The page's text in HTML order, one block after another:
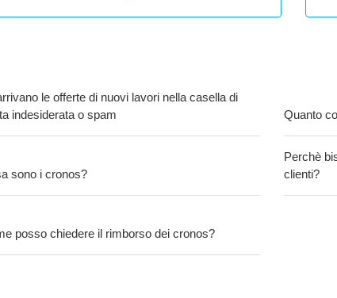
le offerte di nuovi lavori nella casella di
indesiderata o spam
Quanto
sono i cronos?
Perchè
clienti?
posso chiedere il rimborso dei cronos?